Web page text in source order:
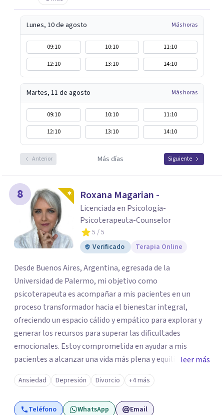
Lunes, 10 de agosto Más horas
09:10 10:10
11:10
12:10
13:10 14:10
Martes, 11 de agosto Más horas
09:10 10:10
11:10
12:10
13:10 14:10
Anterior Más días Siguiente
8 Roxana Magarian -
Licenciada en Psicología-
Psicoterapeuta-Counselor
5 / 5
Verificado
Terapia Online
Desde Buenos Aires, Argentina, egresada de la
Universidad de Palermo, mi objetivo como
psicoterapeuta es acompañar a mis pacientes en un
proceso transformador hacia el bienestar integral,
ofreciendo un espacio cálido y empático para explorar y
generar los recursos para superar las dificultades
emocionales. Estoy comprometida en ayudar a mis
pacientes a alcanzar una vida más plena y equilibrada. Si
estás atravesando una crisis y sentís que necesitás ayuda
o quisieras profundizar en tu autoconocimiento, te invito
a que me contactes para acompañarte en el proceso.
leer más
Ansiedad Depresión Divorcio +4 más
Teléfono WhatsApp Email